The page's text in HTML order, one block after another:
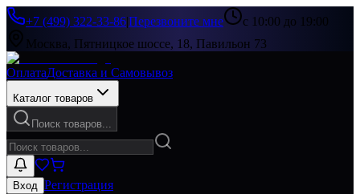
+7 (499) 322-33-86|Перезвоните мне
с 10:00 до 19:00
Москва, Пятницкое шоссе, 18, Павильон 73
ОплатаДоставка и Самовывоз
Каталог товаров
Поиск товаров...
Вход Регистрация